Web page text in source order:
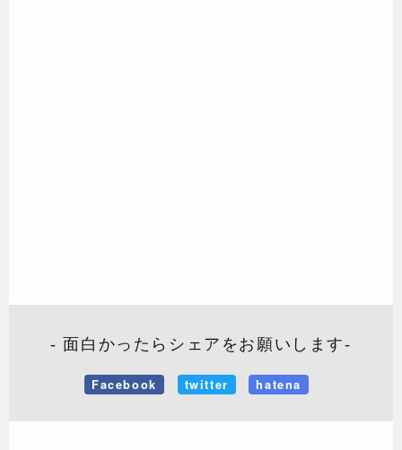
- 面白かったらシェアをお願いします-
Facebook twitter hatena